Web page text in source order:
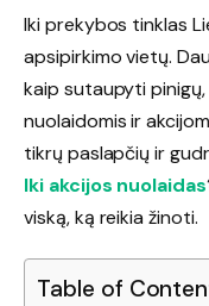
Iki prekybos tinklas
apsipirkimo vietų.
kaip sutaupyti
nuolaidomis ir
tikrų paslapčių ir
Iki akcijos nuolaidas
viską, ką reikia žinoti.
Table of